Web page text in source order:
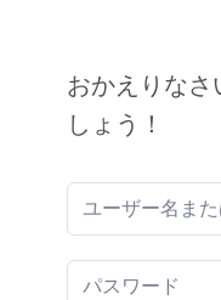
おかえりなさ
しょう！